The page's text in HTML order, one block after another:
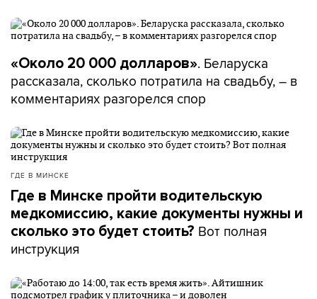
«Около 20 000 долларов». Беларуска
рассказала, сколько потратила на свадьбу, – в
комментариях разгорелся спор
ГДЕ В МИНСКЕ
Где в Минске пройти водительскую
медкомиссию, какие документы нужны и
сколько это будет стоить? Вот полная
инструкция